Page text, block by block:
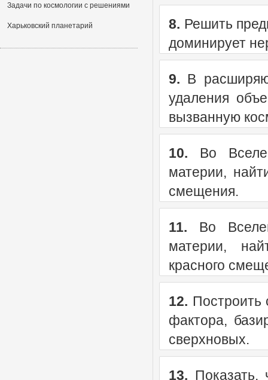
8. Решить
доминирует
9. В
удаления
вызванную
10. Во
материи,
смещения.
11. Во
материи,
красного
12. Построить
фактора,
сверхновых.
13. Показать,
Задачи по космологии с решениями
Харьковский планетарий